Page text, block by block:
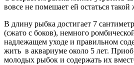
вовсе не помешает ей остаться
В длину рыбка достигает 7
(сжато с боков), немного
надлежащем уходе и правильном
жить в аквариуме около 5 лет.
молодых рыбок и содержать их